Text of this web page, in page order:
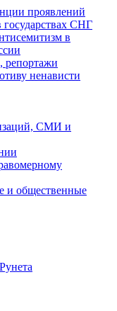
проявлений
государствах СНГ
в
репортажи
ненависти
СМИ и
и общественные